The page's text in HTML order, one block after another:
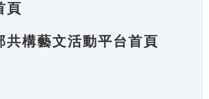
頁
共構藝文活動平台首頁